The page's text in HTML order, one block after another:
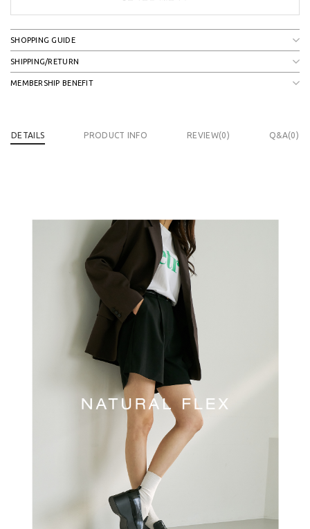
SHOPPING GUIDE
SHIPPING/RETURN
MEMBERSHIP BENEFIT
DETAILS PRODUCT INFO REVIEW(0) Q&A(0)